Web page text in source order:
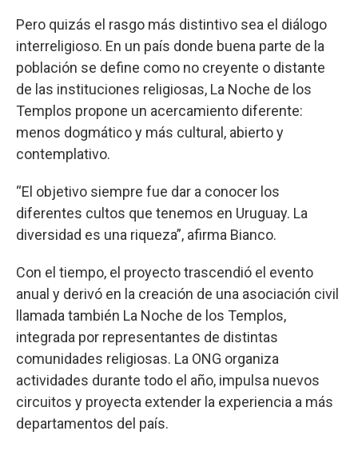
Pero quizás el rasgo más distintivo sea el diálogo
interreligioso. En un país donde buena parte de la
población se define como no creyente o distante
de las instituciones religiosas, La Noche de los
Templos propone un acercamiento diferente:
menos dogmático y más cultural, abierto y
contemplativo.
“El objetivo siempre fue dar a conocer los
diferentes cultos que tenemos en Uruguay. La
diversidad es una riqueza”, afirma Bianco.
Con el tiempo, el proyecto trascendió el evento
anual y derivó en la creación de una asociación civil
llamada también La Noche de los Templos,
integrada por representantes de distintas
comunidades religiosas. La ONG organiza
actividades durante todo el año, impulsa nuevos
circuitos y proyecta extender la experiencia a más
departamentos del país.